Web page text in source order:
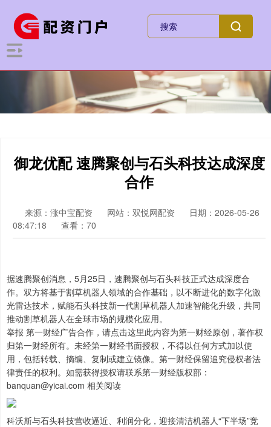
御龙优配 速腾聚创与石头科技达成深度
合作
来源：涨中宝配资 网站：双悦网配资
日期：2026-05-26
08:47:18
查看：70
据速腾聚创消息，5月25日，速腾聚创与石头科技正式达成深度合
作。双方将基于割草机器人领域的合作基础，以不断进化的数字化激
光雷达技术，赋能石头科技新一代割草机器人加速智能化升级，共同
推动割草机器人在全球市场的规模化应用。
举报 第一财经广告合作，请点击这里此内容为第一财经原创，著作权
归第一财经所有。未经第一财经书面授权，不得以任何方式加以使
用，包括转载、摘编、复制或建立镜像。第一财经保留追究侵权者法
律责任的权利。如需获得授权请联系第一财经版权部：
banquan@yicai.com 相关阅读
科沃斯与石头科技营收逼近、利润分化，迎接清洁机器人“下半场”竞